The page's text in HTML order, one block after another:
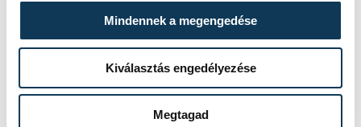
Mindennek a megengedése
Kiválasztás engedélyezése
Megtagad
Játék közben fedezik fel
a tudomány világát a
veszprémi gyerekek